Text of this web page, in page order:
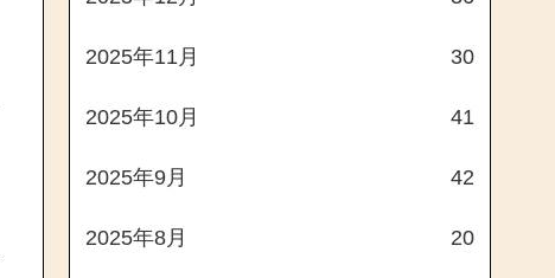
2025年11月 30
2025年10月 41
2025年9月 42
2025年8月 20